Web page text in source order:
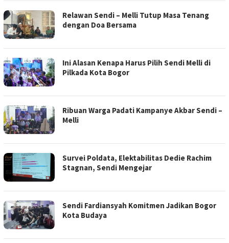
Relawan Sendi – Melli Tutup Masa Tenang
dengan Doa Bersama
Ini Alasan Kenapa Harus Pilih Sendi Melli di
Pilkada Kota Bogor
Ribuan Warga Padati Kampanye Akbar Sendi –
Melli
Survei Poldata, Elektabilitas Dedie Rachim
Stagnan, Sendi Mengejar
Sendi Fardiansyah Komitmen Jadikan Bogor
Kota Budaya